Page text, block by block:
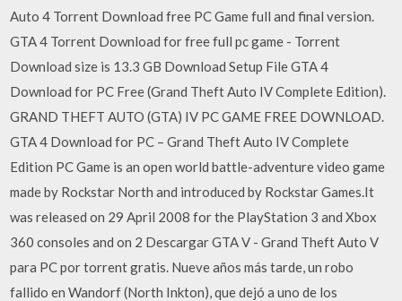
Auto 4 Torrent Download free PC Game full and final version.
GTA 4 Torrent Download for free full pc game - Torrent
Download size is 13.3 GB Download Setup File GTA 4
Download for PC Free (Grand Theft Auto IV Complete Edition).
GRAND THEFT AUTO (GTA) IV PC GAME FREE DOWNLOAD.
GTA 4 Download for PC – Grand Theft Auto IV Complete
Edition PC Game is an open world battle-adventure video game
made by Rockstar North and introduced by Rockstar Games.It
was released on 29 April 2008 for the PlayStation 3 and Xbox
360 consoles and on 2 Descargar GTA V - Grand Theft Auto V
para PC por torrent gratis. Nueve años más tarde, un robo
fallido en Wandorf (North Inkton), que dejó a uno de los